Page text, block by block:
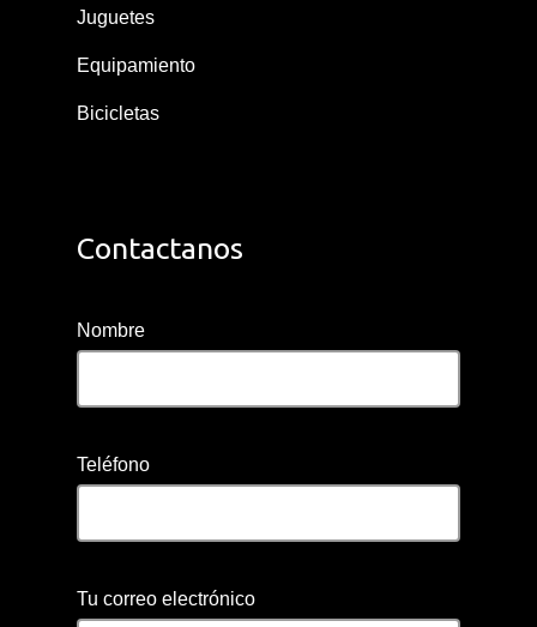
Juguetes
Equipamiento
Bicicletas
Contactanos
Nombre
Teléfono
Tu correo electrónico